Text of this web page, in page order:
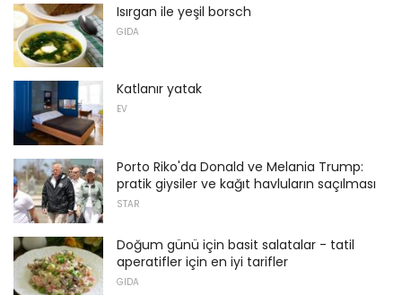
Isırgan ile yeşil borsch
GIDA
Katlanır yatak
EV
Porto Riko'da Donald ve Melania Trump:
pratik giysiler ve kağıt havluların saçılması
STAR
Doğum günü için basit salatalar - tatil
aperatifler için en iyi tarifler
GIDA